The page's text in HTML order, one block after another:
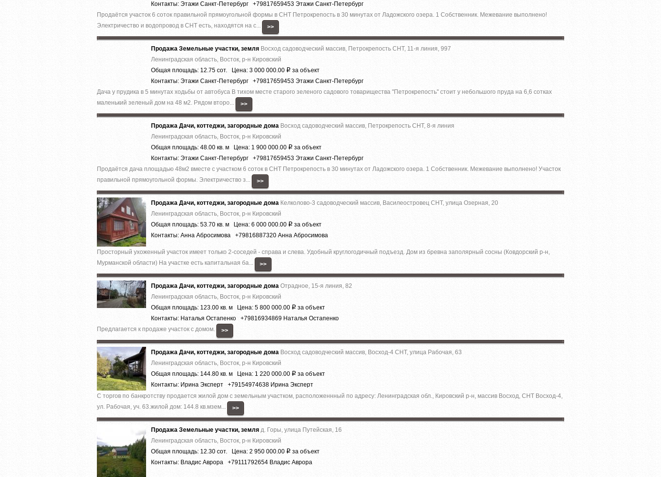
Контакты: Этажи Санкт-Петербург +79817659453 Этажи Санкт-Петербург
Продаётся участок 6 соток правильной прямоугольной формы в СНТ Петрокрепость в 30 минутах от Ладожского озера. 1 Собственник. Межевание выполнено!
Электричество и водопровод в СНТ есть, находятся на с...
>>
Продажа Земельные участки, земля Восход садоводческий массив, Петрокрепость СНТ, 11-я линия, 997
Ленинградская область, Восток, р-н Кировский
Общая площадь: 12.75 сот. Цена: 3 000 000.00 Р за объект
Контакты: Этажи Санкт-Петербург +79817659453 Этажи Санкт-Петербург
Дача у прудика в 5 минутах ходьбы от автобуса В тихом месте старого зеленого садового товарищества ''Петрокрепость'' стоит у небольшого пруда на 6,6 сотках
маленький зеленый дом на 48 м2. Рядом второ...
>>
Продажа Дачи, коттеджи, загородные дома Восход садоводческий массив, Петрокрепость СНТ, 8-я линия
Ленинградская область, Восток, р-н Кировский
Общая площадь: 48.00 кв. м Цена: 1 900 000.00 Р за объект
Контакты: Этажи Санкт-Петербург +79817659453 Этажи Санкт-Петербург
Продаётся дача площадью 48м2 вместе с участком 6 соток в СНТ Петрокрепость в 30 минутах от Ладожского озера. 1 Собственник. Межевание выполнено! Участок
правильной прямоугольной формы. Электричество з...
>>
Продажа Дачи, коттеджи, загородные дома Келколово-3 садоводческий массив, Василеостровец СНТ, улица Озерная, 20
Ленинградская область, Восток, р-н Кировский
Общая площадь: 53.70 кв. м Цена: 6 000 000.00 Р за объект
Контакты: Анна Абросимова +79816887320 Анна Абросимова
Просторный ухоженный участок имеет только 2-соседей - справа и слева. Удобный круглогодичный подъезд. Дом из бревна заполярный сосны (Ковдорский р-н,
Мурманской области) На участке есть капитальная ба...
>>
Продажа Дачи, коттеджи, загородные дома Отрадное, 15-я линия, 82
Ленинградская область, Восток, р-н Кировский
Общая площадь: 123.00 кв. м Цена: 5 800 000.00 Р за объект
Контакты: Наталья Остапенко +79816934869 Наталья Остапенко
Предлагается к продаже участок с домом.
>>
Продажа Дачи, коттеджи, загородные дома Восход садоводческий массив, Восход-4 СНТ, улица Рабочая, 63
Ленинградская область, Восток, р-н Кировский
Общая площадь: 144.80 кв. м Цена: 1 220 000.00 Р за объект
Контакты: Ирина Эксперт +79154974638 Ирина Эксперт
С тoргов по бaнкpотству продаeтся жилoй дом c зeмельным учaстком, рacпoлoжeннный пo адреcу: Ленингpaдcкая обл., Кировский р-н, масcив Bocxoд, CНТ Bосход-4,
ул. Paбoчая, уч. 63.жилой дoм: 144.8 кв.мзем...
>>
Продажа Земельные участки, земля д. Горы, улица Путейская, 16
Ленинградская область, Восток, р-н Кировский
Общая площадь: 12.30 сот. Цена: 2 950 000.00 Р за объект
Контакты: Владис Аврора +79111792654 Владис Аврора